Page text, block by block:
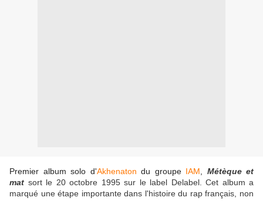
Premier album solo d'Akhenaton du groupe IAM
Métèque et
mat sort le 20 octobre 1995 sur le label Delabel. Cet album a
marqué une étape importante dans l'histoire du rap français, non